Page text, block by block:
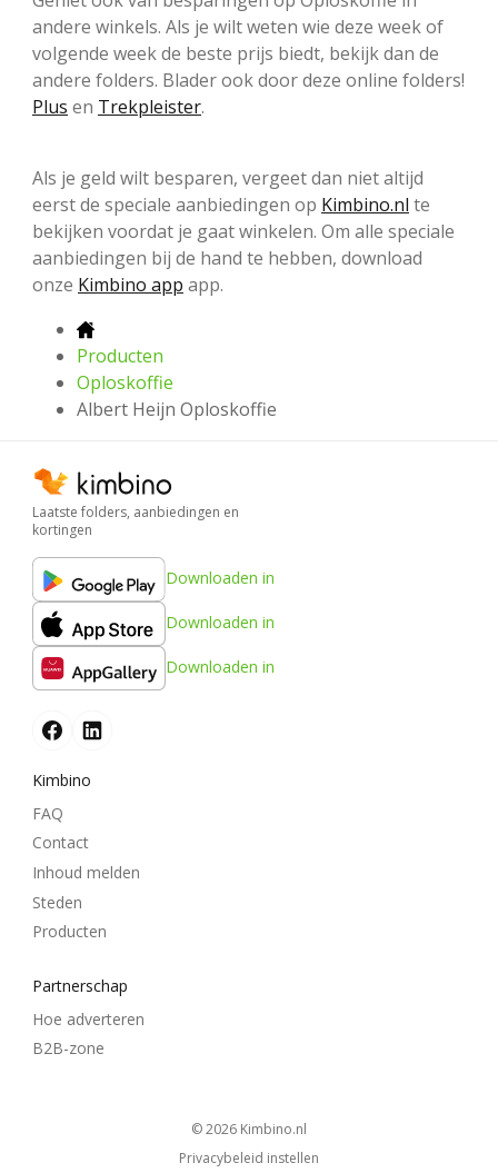
andere winkels. Als je wilt weten wie deze week of
volgende week de beste prijs biedt, bekijk dan de
andere folders. Blader ook door deze online folders!
Plus en Trekpleister.
Als je geld wilt besparen, vergeet dan niet altijd
eerst de speciale aanbiedingen op Kimbino.nl te
bekijken voordat je gaat winkelen. Om alle speciale
aanbiedingen bij de hand te hebben, download
onze Kimbino app app.
Producten
Oploskoffie
Albert Heijn Oploskoffie
Laatste folders, aanbiedingen en
kortingen
Downloaden in
Downloaden in
Downloaden in
Kimbino
FAQ
Contact
Inhoud melden
Steden
Producten
Partnerschap
Hoe adverteren
B2B-zone
© 2026
kimbino.nl
Privacybeleid instellen